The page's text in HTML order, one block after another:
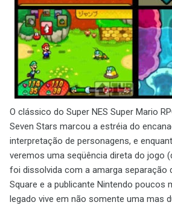
O clássico do Super NES Super Mario
Seven Stars marcou a estréia do
interpretação de personagens, e
veremos uma seqüência direta do jogo
foi dissolvida com a amarga separação
Square e a publicante Nintendo poucos
legado vive em não somente uma mas